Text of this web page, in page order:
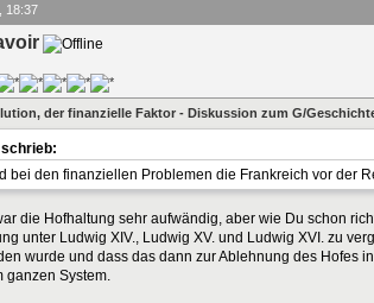
18:37
der finanzielle Faktor - Diskussion zum G/
schrieb:
bei den finanziellen Problemen die Frankreich vor der
die Hofhaltung sehr aufwändig, aber wie Du schon
unter Ludwig XIV., Ludwig XV. und Ludwig XVI. zu
wurde und dass das dann zur Ablehnung des Hofes
ganzen System.